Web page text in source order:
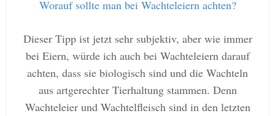
Worauf sollte man bei Wachteleiern achten?
Dieser Tipp ist jetzt sehr subjektiv, aber wie immer
bei Eiern, würde ich auch bei Wachteleiern darauf
achten, dass sie biologisch sind und die Wachteln
aus artgerechter Tierhaltung stammen. Denn
Wachteleier und Wachtelfleisch sind in den letzten